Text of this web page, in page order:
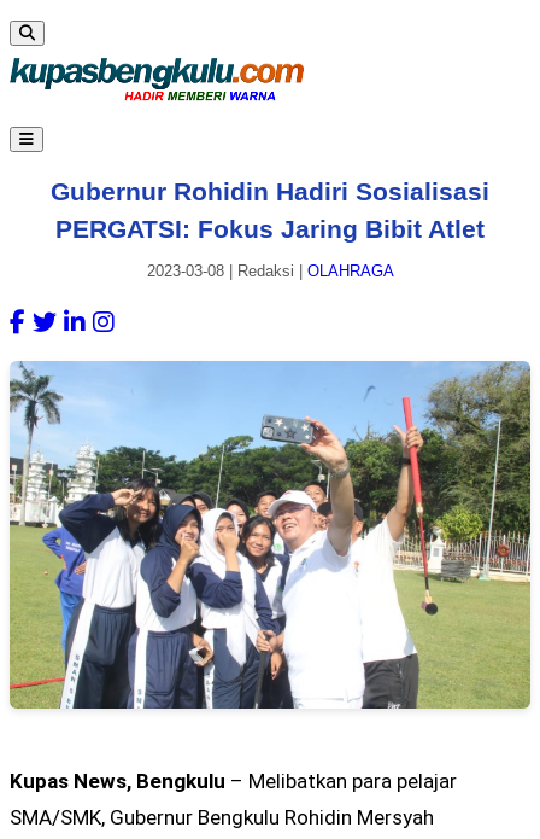
Gubernur Rohidin Hadiri Sosialisasi
PERGATSI: Fokus Jaring Bibit Atlet
2023-03-08| Redaksi OLAHRAGA
Kupas News, Bengkulu – Melibatkan para pelajar
SMA/SMK, Gubernur Bengkulu Rohidin Mersyah